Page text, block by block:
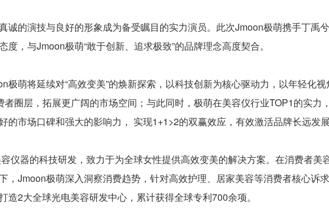
诚的演技与良好的形象成为备受瞩目的实力演员。此次Jmoon极萌携手丁禹
，与Jmoon极萌“敢于创新、追求极致”的品牌理念高度契合。
萌将延续对“高效变美”的焕新探索，以科技创新为核心驱动力，以年轻化
圈层，拓展更广阔的市场空间；与此同时，极萌在美容仪行业TOP1的实力
的市场口碑和强大的影响力， 实现1+1>2的双赢效应，有效激活品牌长远发展
仪器的科技研发，致力于为全球女性提供高效变美的解决方案。在消费者美
，Jmoon极萌深入洞察消费趋势，针对高效护理、居家美容等消费者核心诉
造2大全球光电美容研发中心，累计获得全球专利700余项。